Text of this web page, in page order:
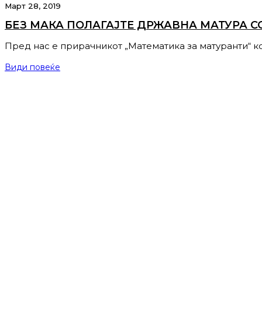
Март 28, 2019
БЕЗ МАКА ПОЛАГАЈТЕ ДРЖАВНА МАТУРА
Пред нас е прирачникот „Математика за матуранти“
Види повеќе